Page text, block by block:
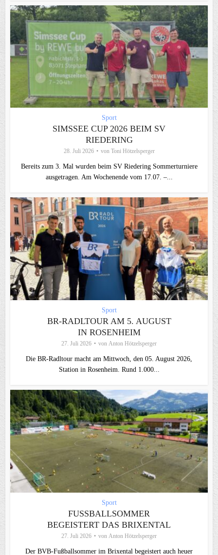
Sport
SIMSSEE CUP 2026 BEIM SV
RIEDERING
28. Juli 2026 von Toni Hötzelsperger
Bereits zum 3. Mal wurden beim SV Riedering Sommerturniere
ausgetragen. Am Wochenende vom 17.07. –...
Sport
BR-RADLTOUR AM 5. AUGUST
IN ROSENHEIM
27. Juli 2026 von Anton Hötzelsperger
Die BR-Radltour macht am Mittwoch, den 05. August 2026,
Station in Rosenheim. Rund 1.000...
Sport
FUSSBALLSOMMER B
EGEISTERT DAS BRIXENTAL
27. Juli 2026 von Anton Hötzelsperger
Der BVB-Fußballsommer im Brixental begeistert auch heuer